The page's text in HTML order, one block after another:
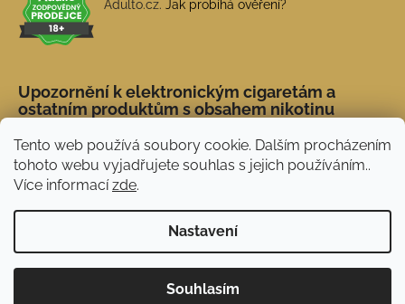
Tento web používá soubory cookie. Dalším procházením
tohoto webu vyjadřujete souhlas s jejich používáním..
Více informacízde.
Nastavení
Souhlasím
Novinka: Akční doprava s PPL od 45 Kč. Při
nákupu nad 1 500 Kč doprava ZDARMA.
Adulto.cz. Jak probíhá ověření?
Upozornění k elektronickým cigaretám a
ostatním produktům s obsahem nikotinu
Vytvořil Shoptet
NERX.CZ. Všechna práva vyhrazena.